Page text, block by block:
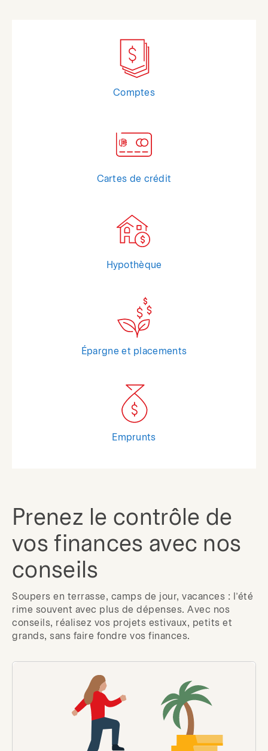
Comptes
Cartes de crédit
Hypothèque
Épargne et placements
Emprunts
Prenez le contrôle de
vos finances avec nos
conseils
Soupers en terrasse, camps de jour, vacances : l’été
rime souvent avec plus de dépenses. Avec nos
conseils, réalisez vos projets estivaux, petits et
grands, sans faire fondre vos finances.